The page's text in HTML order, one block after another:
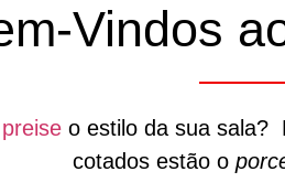
Vindos
o estilo da sua sala?
cotados estão o